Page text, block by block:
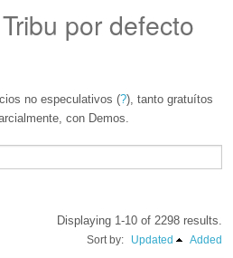
por defecto
no especulativos (?), tanto gratuítos
con Demos.
Displaying 1-10 of 2298 results.
Sort by: Updated
Added